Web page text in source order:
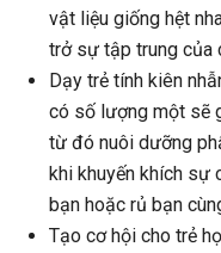
vật liệu giống hệt
trở sự tập trung của
Dạy trẻ tính kiên
có số lượng một sẽ
từ đó nuôi dưỡng
khi khuyến khích sự
bạn hoặc rủ bạn
Tạo cơ hội cho trẻ